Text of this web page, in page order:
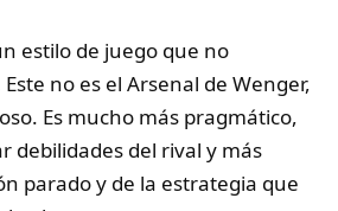
estilo de juego que no
no es el Arsenal de Wenger,
Es mucho más pragmático,
debilidades del rival y más
parado y de la estrategia que